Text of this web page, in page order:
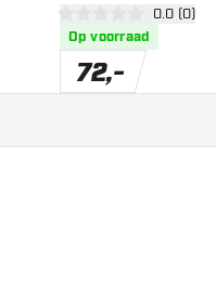
open
0 score sterren0.0 (0)
Op voorraad
72,-